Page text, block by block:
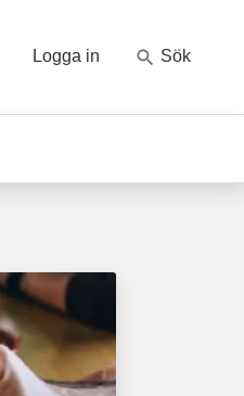
Logga in Sök